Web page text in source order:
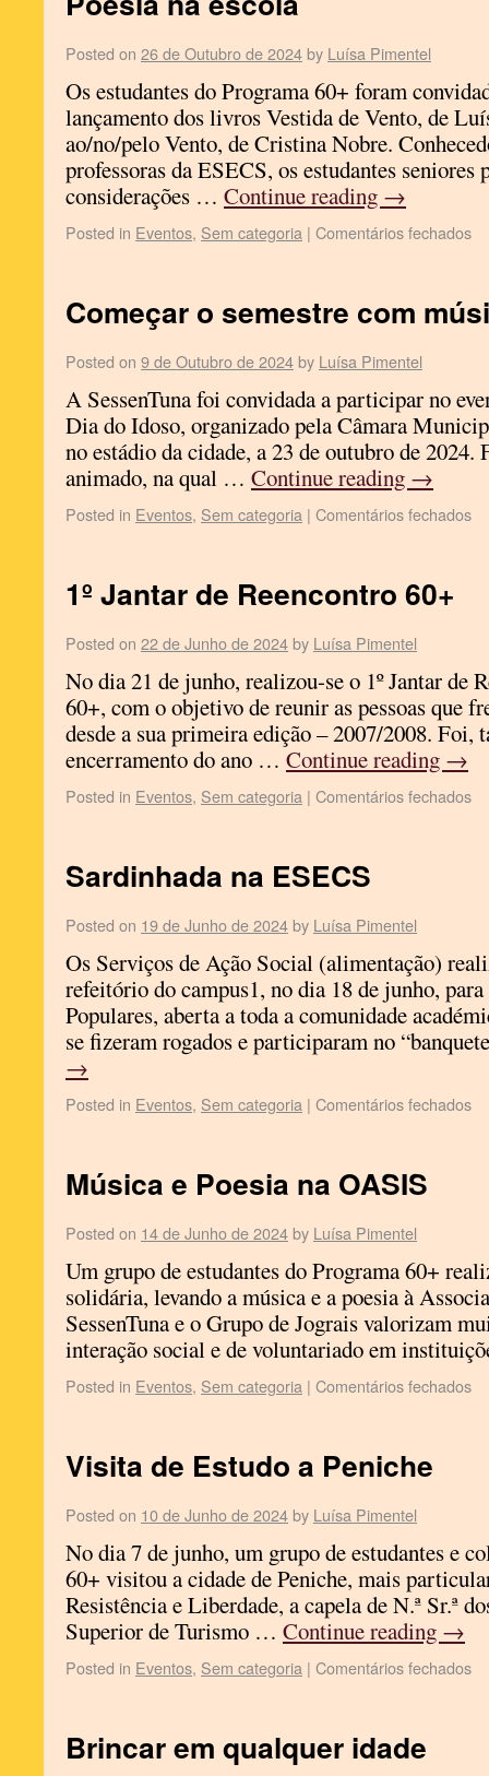
Posted on 26 de Outubro de 2024by Luísa Pimentel
Os estudantes do Programa 60+ foram
lançamento dos livros Vestida de Vento, de
ao/no/pelo Vento, de Cristina Nobre.
professoras da ESECS, os estudantes seniores
considerações … Continue reading →
Posted in Eventos, Sem categoria | Comentários fechados
Começar o semestre com
Posted on 9 de Outubro de 2024by Luísa Pimentel
A SessenTuna foi convidada a participar no
Dia do Idoso, organizado pela Câmara
no estádio da cidade, a 23 de outubro de
animado, na qual … Continue reading →
Posted in Eventos, Sem categoria | Comentários fechados
1º Jantar de Reencontro 60+
Posted on 22 de Junho de 2024by Luísa Pimentel
No dia 21 de junho, realizou-se o 1º Jantar de
60+, com o objetivo de reunir as pessoas que
desde a sua primeira edição – 2007/2008. Foi,
encerramento do ano … Continue reading →
Posted in Eventos, Sem categoria | Comentários fechados
Sardinhada na ESECS
Posted on 19 de Junho de 2024by Luísa Pimentel
Os Serviços de Ação Social (alimentação)
refeitório do campus1, no dia 18 de junho,
Populares, aberta a toda a comunidade
se fizeram rogados e participaram no
→
Posted in Eventos, Sem categoria | Comentários fechados
Música e Poesia na OASIS
Posted on 14 de Junho de 2024by Luísa Pimentel
Um grupo de estudantes do Programa 60+
solidária, levando a música e a poesia à
SessenTuna e o Grupo de Jograis valorizam
interação social e de voluntariado em
Posted in Eventos, Sem categoria | Comentários fechados
Visita de Estudo a Peniche
Posted on 10 de Junho de 2024by Luísa Pimentel
No dia 7 de junho, um grupo de estudantes e
60+ visitou a cidade de Peniche, mais
Resistência e Liberdade, a capela de N.ª Sr.ª
Superior de Turismo … Continue reading →
Posted in Eventos, Sem categoria | Comentários fechados
Brincar em qualquer idade